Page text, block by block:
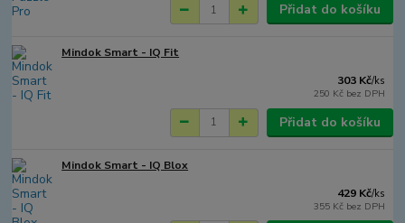
Přidat do košíku
Mindok Smart - IQ Fit
303 Kč/ks
250 Kč bez DPH
Přidat do košíku
Mindok Smart - IQ Blox
429 Kč/ks
355 Kč bez DPH